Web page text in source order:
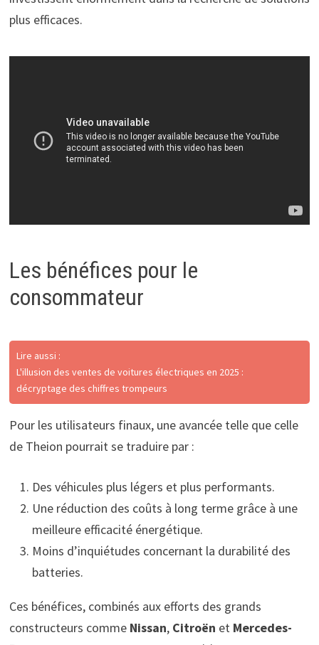
plus efficaces.
Les bénéfices pour le
consommateur
Lire aussi :
L'illusion des ventes de voitures électriques en 2025 :
décryptage des chiffres trompeurs
Pour les utilisateurs finaux, une avancée telle que celle
de Theion pourrait se traduire par :
Des véhicules plus légers et plus performants.
Une réduction des coûts à long terme grâce à une
meilleure efficacité énergétique.
Moins d’inquiétudes concernant la durabilité des
batteries.
Ces bénéfices, combinés aux efforts des grands
constructeurs comme Nissan, Citroën et Mercedes-